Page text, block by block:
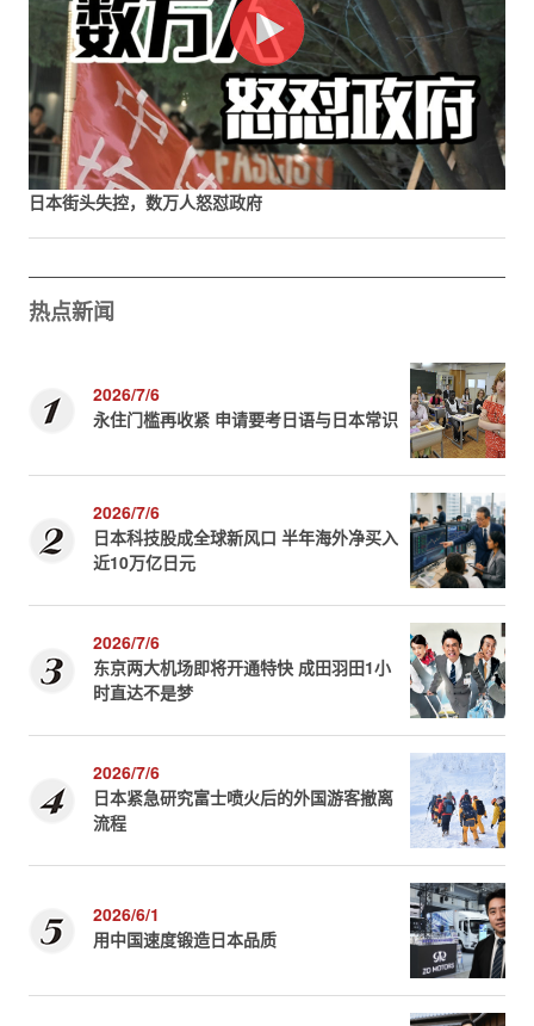
日本街头失控，数万人怒怼政府
热点新闻
2026/7/6
永住门槛再收紧 申请要考日语与日本常识
2026/7/6
日本科技股成全球新风口 半年海外净买入
近10万亿日元
2026/7/6
东京两大机场即将开通特快 成田羽田1小
时直达不是梦
2026/7/6
日本紧急研究富士喷火后的外国游客撤离
流程
2026/6/1
用中国速度锻造日本品质